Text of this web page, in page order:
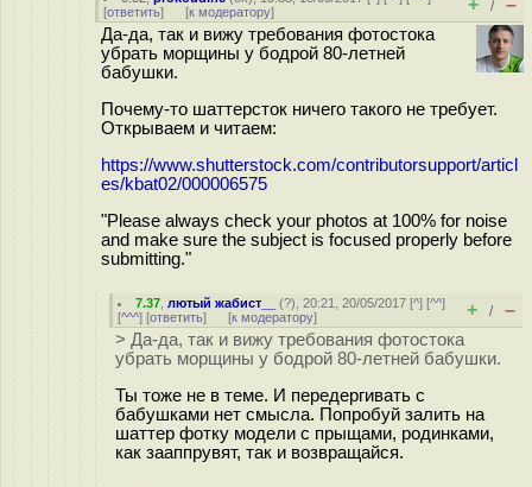
[ответить] [к модератору] + / –
Да-да, так и вижу требования фотостока
убрать морщины у бодрой 80-летней
бабушки.
Почему-то шаттерсток ничего такого не требует.
Открываем и читаем:
https://www.shutterstock.com/contributorsupport/articl
es/kbat02/000006575
"Please always check your photos at 100% for noise
and make sure the subject is focused properly before
submitting."
7.37 ,лютый жабист__ (?), 20:21, 20/05/2017 [^] [^^]
[^^^] [ответить] [к модератору] + / –
> Да-да, так и вижу требования фотостока
убрать морщины у бодрой 80-летней бабушки.
Ты тоже не в теме. И передергивать с
бабушками нет смысла. Попробуй залить на
шаттер фотку модели с прыщами, родинками,
как зааппрувят, так и возвращайся.